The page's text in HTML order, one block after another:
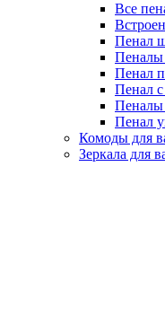
Все
Пенал
Пеналы
Пенал
Пенал
Пеналы
Пенал
Комоды для
Зеркала для